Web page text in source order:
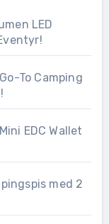
LED
To Camping
EDC Wallet
med 2